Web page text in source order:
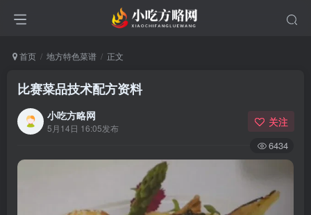
首页 地方特色菜谱 正文
比赛菜品技术配方资料
小吃方略网
5月14日 16:05发布 关注
6434